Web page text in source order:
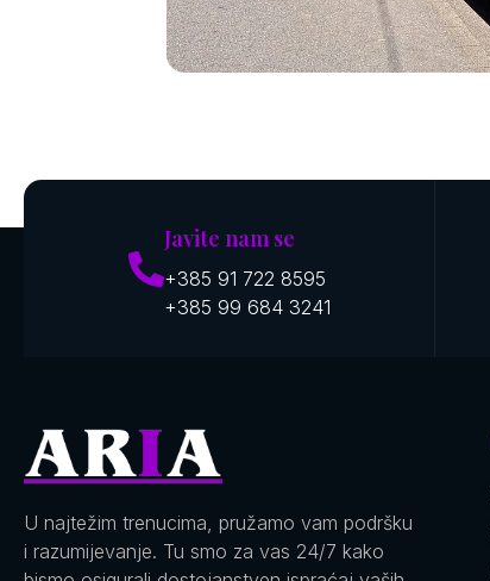
Javite nam se
+385 91 722 8595
+385 99 684 3241
U najtežim trenucima, pružamo vam podršku
i razumijevanje. Tu smo za vas 24/7 kako